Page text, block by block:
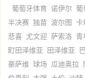
葡萄牙体育 诺伊尔 葡
半决赛 独苗 波尔图 卡
悲喜 尤文迎 萨索洛 青
町田泽维亚 田泽维亚
豪萨维 球场 瓜迪奥拉